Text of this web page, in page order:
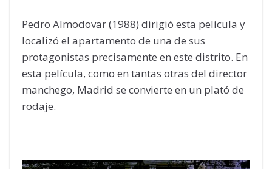
Pedro Almodovar (1988) dirigió esta película y
localizó el apartamento de una de sus
protagonistas precisamente en este distrito. En
esta película, como en tantas otras del director
manchego, Madrid se convierte en un plató de
rodaje.